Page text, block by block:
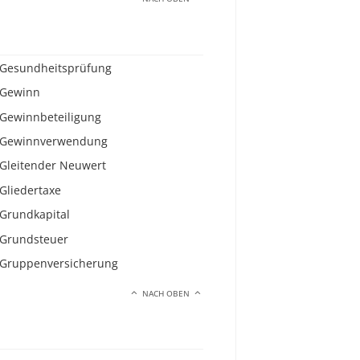
Gesundheitsprüfung
Gewinn
Gewinnbeteiligung
Gewinnverwendung
Gleitender Neuwert
Gliedertaxe
Grundkapital
Grundsteuer
Gruppenversicherung
NACH OBEN